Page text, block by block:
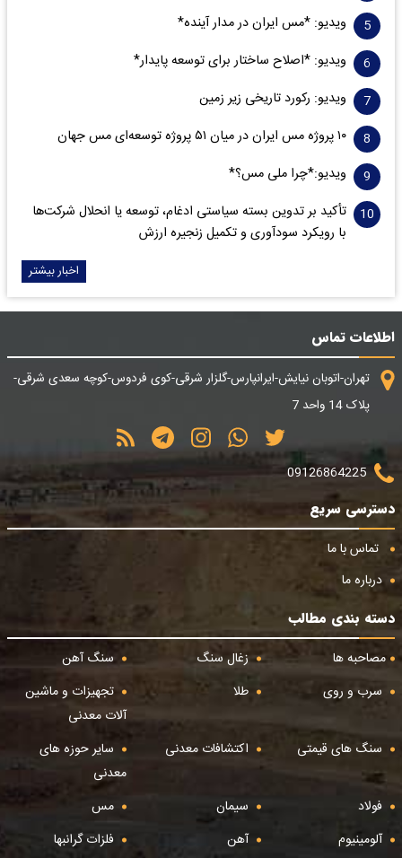
ویدیو: *مس ایران در مدار آینده*
ویدیو: *اصلاح ساختار برای توسعه پایدار*
ویدیو: رکورد تاریخی زیر زمین
۱۰ پروژه مس ایران در میان ۵۱ پروژه توسعه‌ای مس جهان
ویدیو:*چرا ملی مس؟*
تأکید بر تدوین بسته سیاستی ادغام، توسعه یا انحلال شرکت‌ها
با رویکرد سودآوری و تکمیل زنجیره ارزش
اخبار بیشتر
اطلاعات تماس
تهران-اتوبان نیایش-ایرانپارس-گلزار شرقی-کوی فردوس-کوچه سعدی شرقی-
پلاک 14 واحد 7
09126864225
دسترسی سریع
تماس با ما
درباره ما
دسته بندی مطالب
مصاحبه ها
زغال سنگ
سنگ آهن
سرب و روی
طلا
تجهیزات و ماشین
آلات معدنی
سنگ های قیمتی
اکتشافات معدنی
سایر حوزه های
معدنی
فولاد
سیمان
مس
آلومینیوم
آهن فلزات گرانبها